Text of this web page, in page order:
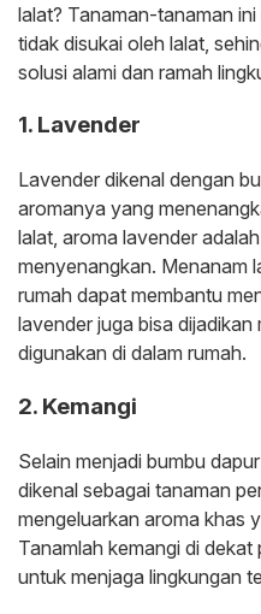
lalat? Tanaman-tanaman
tidak disukai oleh lalat,
solusi alami dan ramah
1. Lavender
Lavender dikenal dengan
aromanya yang
lalat, aroma lavender
menyenangkan. Menanam
rumah dapat membantu
lavender juga bisa
digunakan di dalam rumah.
2. Kemangi
Selain menjadi bumbu
dikenal sebagai tanaman
mengeluarkan aroma khas
Tanamlah kemangi di
untuk menjaga lingkungan